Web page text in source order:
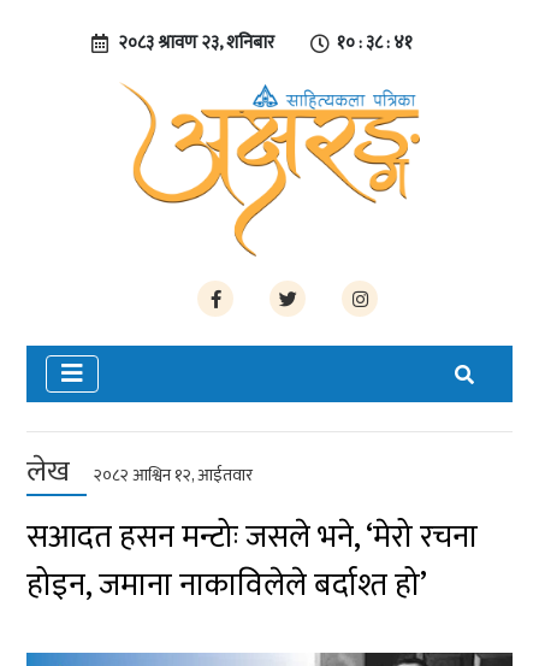
२०८३ श्रावण २३, शनिबार १० : ३८ : ४२
लेख २०८२ आश्विन १२, आईतवार
सआदत हसन मन्टोः जसले भने, ‘मेरो रचना
होइन, जमाना नाकाविलेले बर्दाश्त हो’